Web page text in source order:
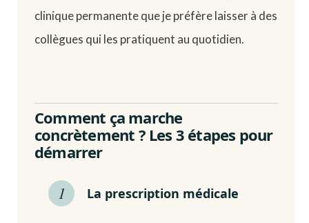
clinique permanente que je préfère laisser à des
collègues qui les pratiquent au quotidien.
Comment ça marche
concrètement ? Les 3 étapes pour
démarrer
La prescription médicale